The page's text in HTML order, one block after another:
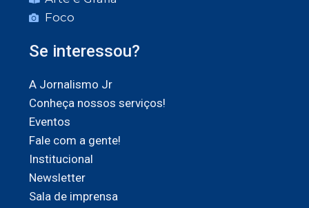
Foco
Se interessou?
A Jornalismo Jr
Conheça nossos serviços!
Eventos
Fale com a gente!
Institucional
Newsletter
Sala de imprensa